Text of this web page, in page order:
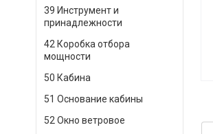
39 Инструмент и
принадлежности
42 Коробка отбора
мощности
50 Кабина
51 Основание кабины
52 Окно ветровое